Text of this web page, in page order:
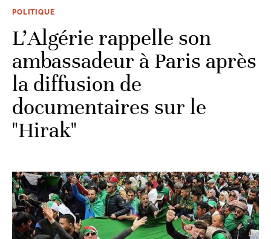
POLITIQUE
L'Algérie rappelle son
ambassadeur à Paris après
la diffusion de
documentaires sur le
"Hirak"